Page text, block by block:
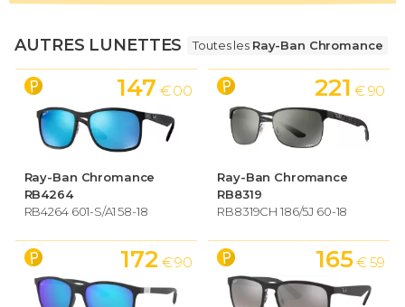
AUTRES LUNETTES Toutes les Ray-Ban Chromance
Ray-Ban Chromance
RB4264
RB4264 601-S/A1 58-18
147 € 00
Ray-Ban Chromance
RB8319
RB8319CH 186/5J 60-18
221 € 90
172 € 90 165 € 59